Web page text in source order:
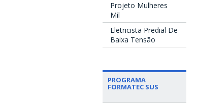
Projeto Mulheres
Mil
Eletricista Predial De
Baixa Tensão
PROGRAMA
FORMATEC SUS